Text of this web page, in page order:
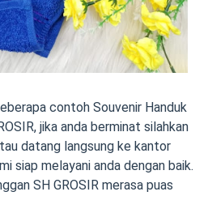
contoh Souvenir Handuk
jika anda berminat silahkan
datang langsung ke kantor
siap melayani anda dengan baik.
SH GROSIR merasa puas